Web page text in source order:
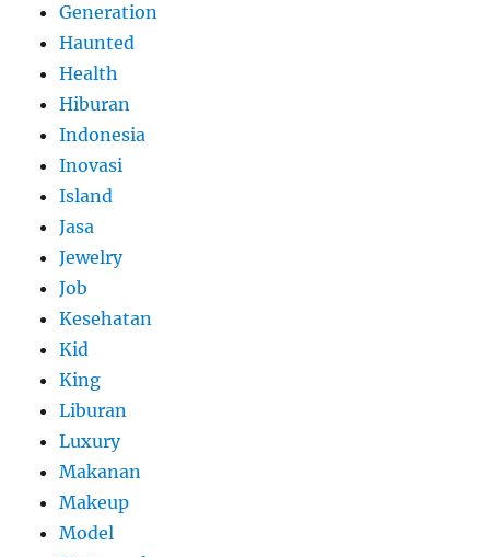
Generation
Haunted
Health
Hiburan
Indonesia
Inovasi
Island
Jasa
Jewelry
Job
Kesehatan
Kid
King
Liburan
Luxury
Makanan
Makeup
Model